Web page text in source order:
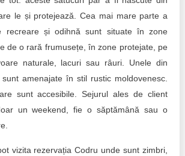
în vizorul societății civile
le și protejează. Cea mai mare parte a
recreare și odihnă sunt situate în zone
de o rară frumusețe, în zone protejate, pe
naturale, lacuri sau râuri. Unele din
amenajate în stil rustic moldovenesc.
sunt accesibile. Sejurul ales de client
un weekend, fie o săptămână sau o
vizita rezervația Codru unde sunt zimbri,